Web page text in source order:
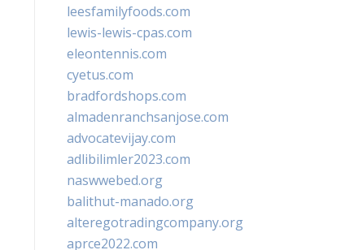
leesfamilyfoods.com
lewis-lewis-cpas.com
eleontennis.com
cyetus.com
bradfordshops.com
almadenranchsanjose.com
advocatevijay.com
adlibilimler2023.com
naswwebed.org
balithut-manado.org
alteregotradingcompany.org
aprce2022.com